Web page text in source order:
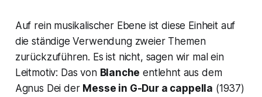
Auf rein musikalischer Ebene ist diese Einheit auf
die ständige Verwendung zweier Themen
zurückzuführen. Es ist nicht, sagen wir mal ein
Leitmotiv: Das von Blanche entlehnt aus dem
Agnus Deider Messe in G-Dur a cappella (1937)